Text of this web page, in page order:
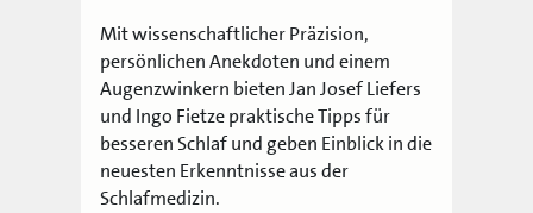
Mit wissenschaftlicher Präzision,
persönlichen Anekdoten und einem
Augenzwinkern bieten Jan Josef Liefers
und Ingo Fietze praktische Tipps für
besseren Schlaf und geben Einblick in die
neuesten Erkenntnisse aus der
Schlafmedizin.